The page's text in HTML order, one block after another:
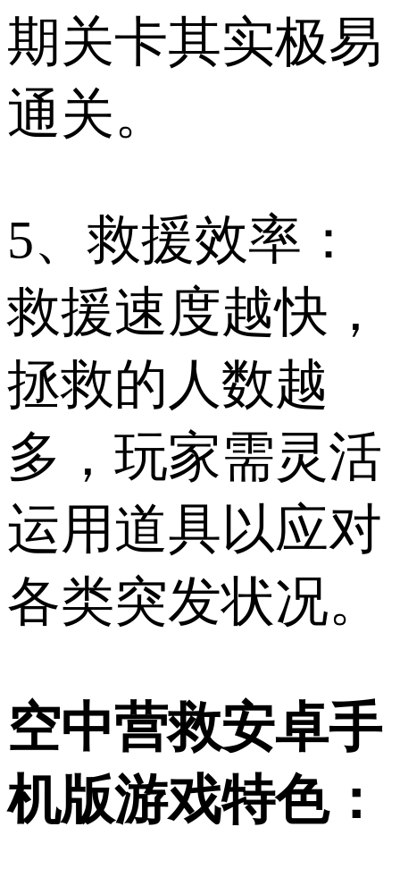
期关卡其实极易
通关。
5、救援效率：
救援速度越快，
拯救的人数越
多，玩家需灵活
运用道具以应对
各类突发状况。
空中营救安卓手
机版游戏特色：